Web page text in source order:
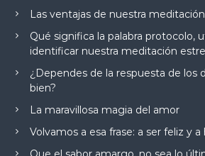
Las ventajas de nuestra
Qué significa la palabra protocolo,
identificar nuestra meditación
¿Dependes de la respuesta de los
bien?
La maravillosa magia del amor
Volvamos a esa frase: a ser feliz y a